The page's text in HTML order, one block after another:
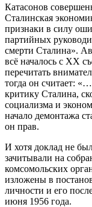
Катасонов
Сталинская
признаки в силу
партийных
смерти Сталина».
всё началось с ХХ
перечитать
тогда он считает:
критику Сталина,
социализма и
начало демонтажа
он прав.
И хотя доклад не
зачитывали на
комсомольских
изложены в
личности и его
июня 1956 года.